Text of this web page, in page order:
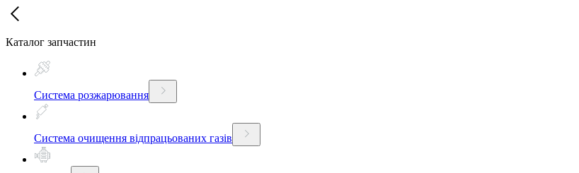
Каталог запчастин
Система розжарювання
Система очищення відпрацьованих газів